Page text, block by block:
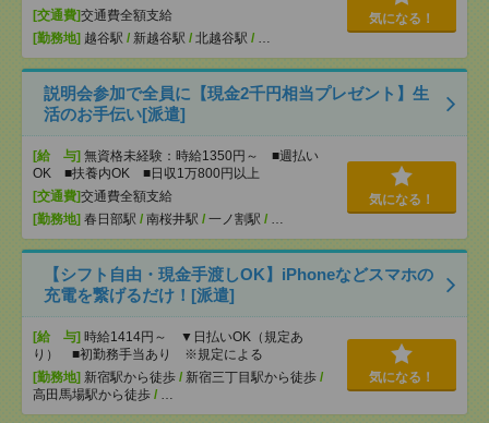
[交通費]交通費全額支給
[勤務地] 越谷駅 / 新越谷駅 / 北越谷駅 / …
気になる！
説明会参加で全員に【現金2千円相当プレゼント】生
活のお手伝い[派遣]
[給 与] 無資格未経験：時給1350円～ ■週払い
OK ■扶養内OK ■日収1万800円以上
[交通費]交通費全額支給
[勤務地] 春日部駅 / 南桜井駅 / 一ノ割駅 / …
気になる！
【シフト自由・現金手渡しOK】iPhoneなどスマホの
充電を繋げるだけ！[派遣]
[給 与] 時給1414円～ ▼日払いOK（規定あ
り） ■初勤務手当あり ※規定による
[勤務地] 新宿駅から徒歩 / 新宿三丁目駅から徒歩 /
高田馬場駅から徒歩 / …
気になる！